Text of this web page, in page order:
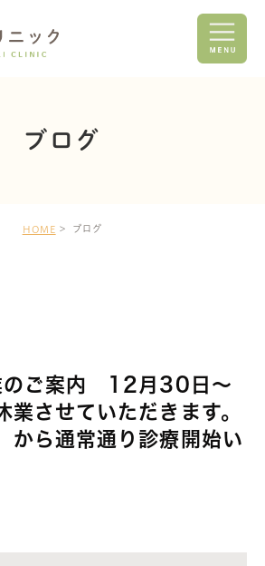
ブログ
HOME ブログ
のご案内 12月30日～
させていただきます。
から通常通り診療開始い